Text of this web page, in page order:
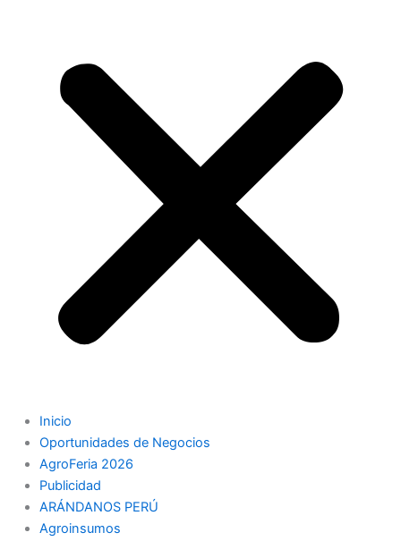
Inicio
Oportunidades de Negocios
AgroFeria 2026
Publicidad
ARÁNDANOS PERÚ
Agroinsumos